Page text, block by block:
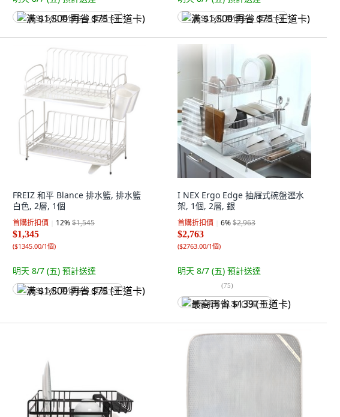
满 $1,500 再省 $75 (王道卡) 满 $1,500 再省 $75 (王道卡)
FREIZ 和平 Blance 排水籃, 排水籃
白色, 2層, 1個
首購折扣價 12%$1,545
$1,345
($1345.00/1個)
明天 8/7 (五) 預計送達
满 $1,500 再省 $75 (王道卡)
I NEX Ergo Edge 抽屜式碗盤瀝水
架, 1個, 2層, 銀
首購折扣價 6%$2,963
$2,763
($2763.00/1個)
明天 8/7 (五) 預計送達
(75)
最高再省 $139 (王道卡)